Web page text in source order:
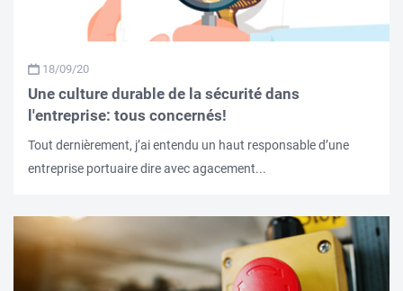
18/09/20
Une culture durable de la sécurité dans
l'entreprise: tous concernés!
Tout dernièrement, j’ai entendu un haut responsable d’une
entreprise portuaire dire avec agacement...